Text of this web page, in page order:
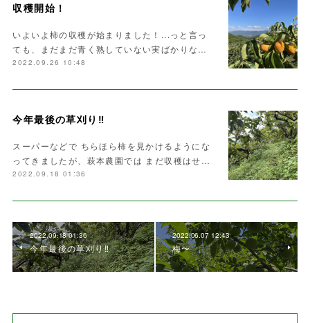
収穫開始！
いよいよ柿の収穫が始まりました！...っと言っ
ても、まだまだ青く熟していない実ばかりな…
2022.09.26 10:48
今年最後の草刈り‼️
スーパーなどで ちらほら柿を見かけるようにな
ってきましたが、萩本農園では まだ収穫はせ…
2022.09.18 01:36
2022.09.18 01:36
今年最後の草刈り‼️
2022.06.07 12:43
梅〜